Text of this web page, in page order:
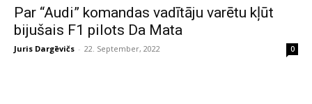
Par “Audi” komandas vadītāju varētu kļūt
bijušais F1 pilots Da Mata
Juris Dargēvičs - 22. September, 2022 0